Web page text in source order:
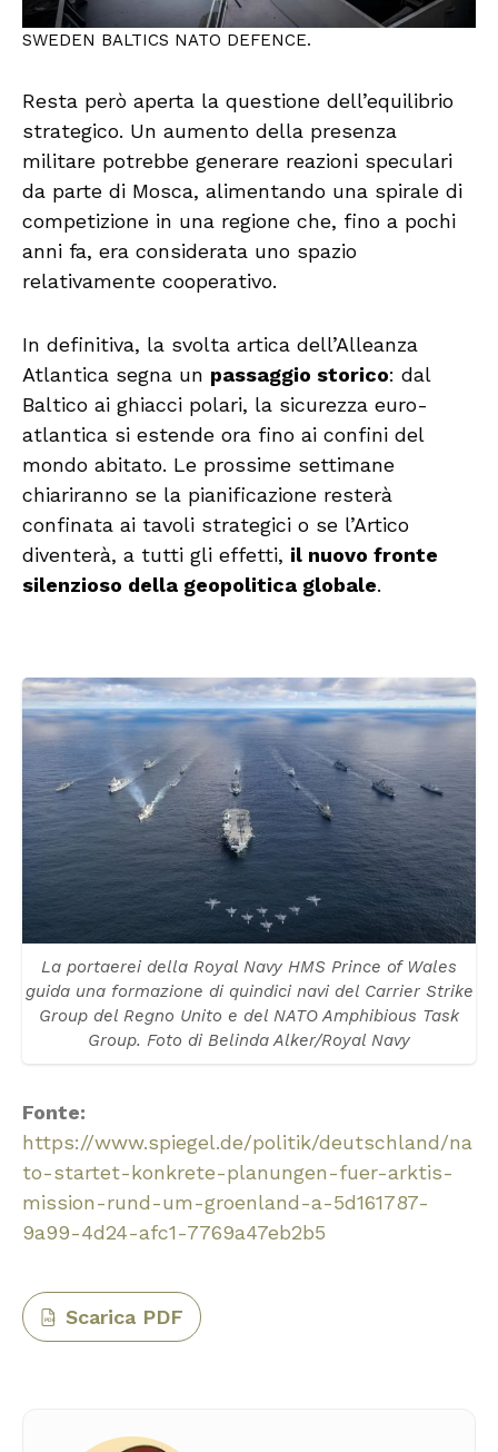
SWEDEN BALTICS NATO DEFENCE.
Resta però aperta la questione dell’equilibrio
strategico. Un aumento della presenza
militare potrebbe generare reazioni speculari
da parte di Mosca, alimentando una spirale di
competizione in una regione che, fino a pochi
anni fa, era considerata uno spazio
relativamente cooperativo.
In definitiva, la svolta artica dell’Alleanza
Atlantica segna un passaggio storico: dal
Baltico ai ghiacci polari, la sicurezza euro-
atlantica si estende ora fino ai confini del
mondo abitato. Le prossime settimane
chiariranno se la pianificazione resterà
confinata ai tavoli strategici o se l’Artico
diventerà, a tutti gli effetti, il nuovo fronte
silenzioso della geopolitica globale.
La portaerei della Royal Navy HMS Prince of Wales
guida una formazione di quindici navi del Carrier Strike
Group del Regno Unito e del NATO Amphibious Task
Group. Foto di Belinda Alker/Royal Navy
Fonte:
https://www.spiegel.de/politik/deutschland/na
to-startet-konkrete-planungen-fuer-arktis-
mission-rund-um-groenland-a-5d161787-
9a99-4d24-afc1-7769a47eb2b5
PDF Scarica PDF